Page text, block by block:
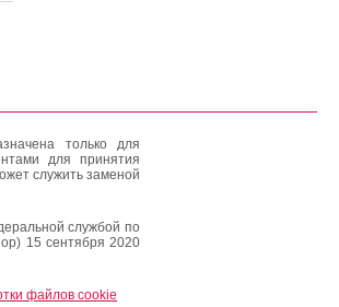
только для
для принятия
служить заменой
службой по
15 сентября 2020
файлов cookie